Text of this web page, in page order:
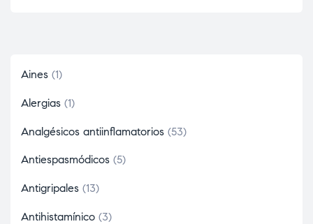
Aines 1
Alergias 1
Analgésicos antiinflamatorios 53
Antiespasmódicos 5
Antigripales 13
Antihistamínico 3